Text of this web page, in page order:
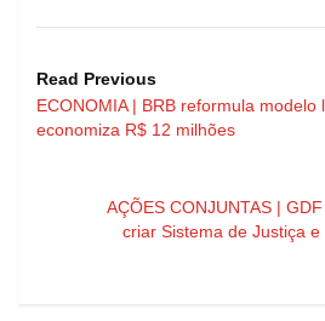
Read Previous
ECONOMIA | BRB reformula modelo
economiza R$ 12 milhões
AÇÕES CONJUNTAS |
criar Sistema de Justiça